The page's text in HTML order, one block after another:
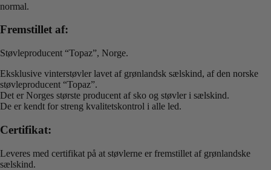
normal.
Fremstillet af:
Støvleproducent “Topaz”, Norge.
Eksklusive vinterstøvler lavet af grønlandsk sælskind, af den norske
støvleproducent “Topaz”.
Det er Norges største producent af sko og støvler i sælskind.
De er kendt for streng kvalitetskontrol i alle led.
Certifikat:
Leveres med certifikat på at støvlerne er fremstillet af grønlandske
sælskind.